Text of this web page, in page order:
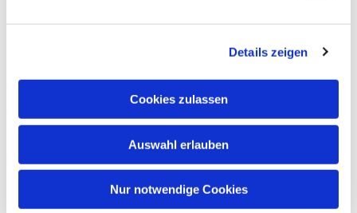
Details zeigen
Cookies zulassen
Auswahl erlauben
Nur notwendige Cookies
EVANGELISCHE
GESAMTKIRCHENGEMEINDE DER
MAINPERLEN